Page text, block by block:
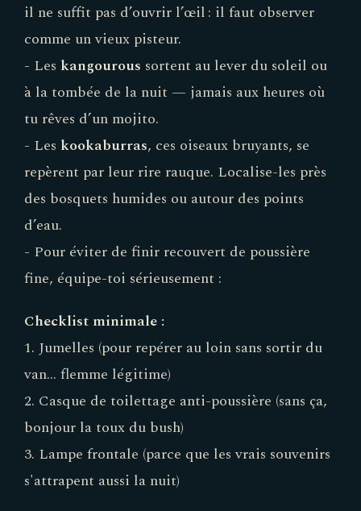
il ne suffit pas d’ouvrir l’œil : il faut observer
comme un vieux pisteur.
- Les kangourous sortent au lever du soleil ou
à la tombée de la nuit — jamais aux heures où
tu rêves d’un mojito.
- Les kookaburras, ces oiseaux bruyants, se
repèrent par leur rire rauque. Localise-les près
des bosquets humides ou autour des points
d’eau.
- Pour éviter de finir recouvert de poussière
fine, équipe-toi sérieusement :
Checklist minimale :
1. Jumelles (pour repérer au loin sans sortir du
van… flemme légitime)
2. Casque de toilettage anti-poussière (sans ça,
bonjour la toux du bush)
3. Lampe frontale (parce que les vrais souvenirs
s'attrapent aussi la nuit)